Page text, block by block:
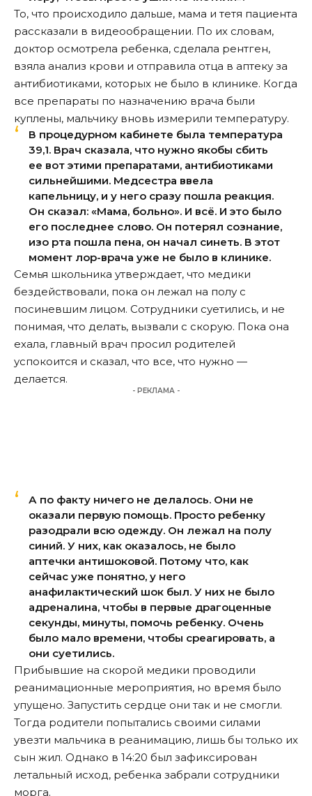
То, что происходило дальше, мама и тетя пациента
рассказали в видеообращении. По их словам,
доктор осмотрела ребенка, сделала рентген,
взяла анализ крови и отправила отца в аптеку за
антибиотиками, которых не было в клинике. Когда
все препараты по назначению врача были
куплены, мальчику вновь измерили температуру.
В процедурном кабинете была температура
39,1. Врач сказала, что нужно якобы сбить
ее вот этими препаратами, антибиотиками
сильнейшими. Медсестра ввела
капельницу, и у него сразу пошла реакция.
Он сказал: «Мама, больно». И всё. И это было
его последнее слово. Он потерял сознание,
изо рта пошла пена, он начал синеть. В этот
момент лор-врача уже не было в клинике.
Семья школьника утверждает, что медики
бездействовали, пока он лежал на полу с
посиневшим лицом. Сотрудники суетились, и не
понимая, что делать, вызвали с скорую. Пока она
ехала, главный врач просил родителей
успокоится и сказал, что все, что нужно —
делается.
- РЕКЛАМА -
А по факту ничего не делалось. Они не
оказали первую помощь. Просто ребенку
разодрали всю одежду. Он лежал на полу
синий. У них, как оказалось, не было
аптечки антишоковой. Потому что, как
сейчас уже понятно, у него
анафилактический шок был. У них не было
адреналина, чтобы в первые драгоценные
секунды, минуты, помочь ребенку. Очень
было мало времени, чтобы среагировать, а
они суетились.
Прибывшие на скорой медики проводили
реанимационные мероприятия, но время было
упущено. Запустить сердце они так и не смогли.
Тогда родители попытались своими силами
увезти мальчика в реанимацию, лишь бы только их
сын жил. Однако в 14:20 был зафиксирован
летальный исход, ребенка забрали сотрудники
морга.